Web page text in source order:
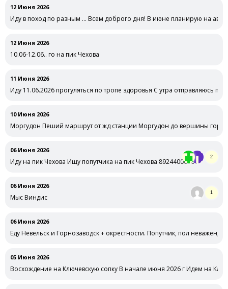
12 Июня 2026
Иду в поход по разным … Всем доброго дня! В июне планирую на авто
12 Июня 2026
10.06-12.06.. го на пик Чехова
11 Июня 2026
Иду 11.06.2026 прогуляться по тропе здоровья С утра отправляюсь
10 Июня 2026
Моргудон Пеший маршрут от жд станции Моргудон до вершины горы
06 Июня 2026
Иду на пик Чехова Ищу попутчика на пик Чехова 89244006161
2
06 Июня 2026
Мыс Виндис
1
06 Июня 2026
Еду Невельск и Горнозаводск + окрестности. Попутчик, пол неважен,
05 Июня 2026
Восхождение на Ключевскую сопку В начале июня 2026 г Идем на